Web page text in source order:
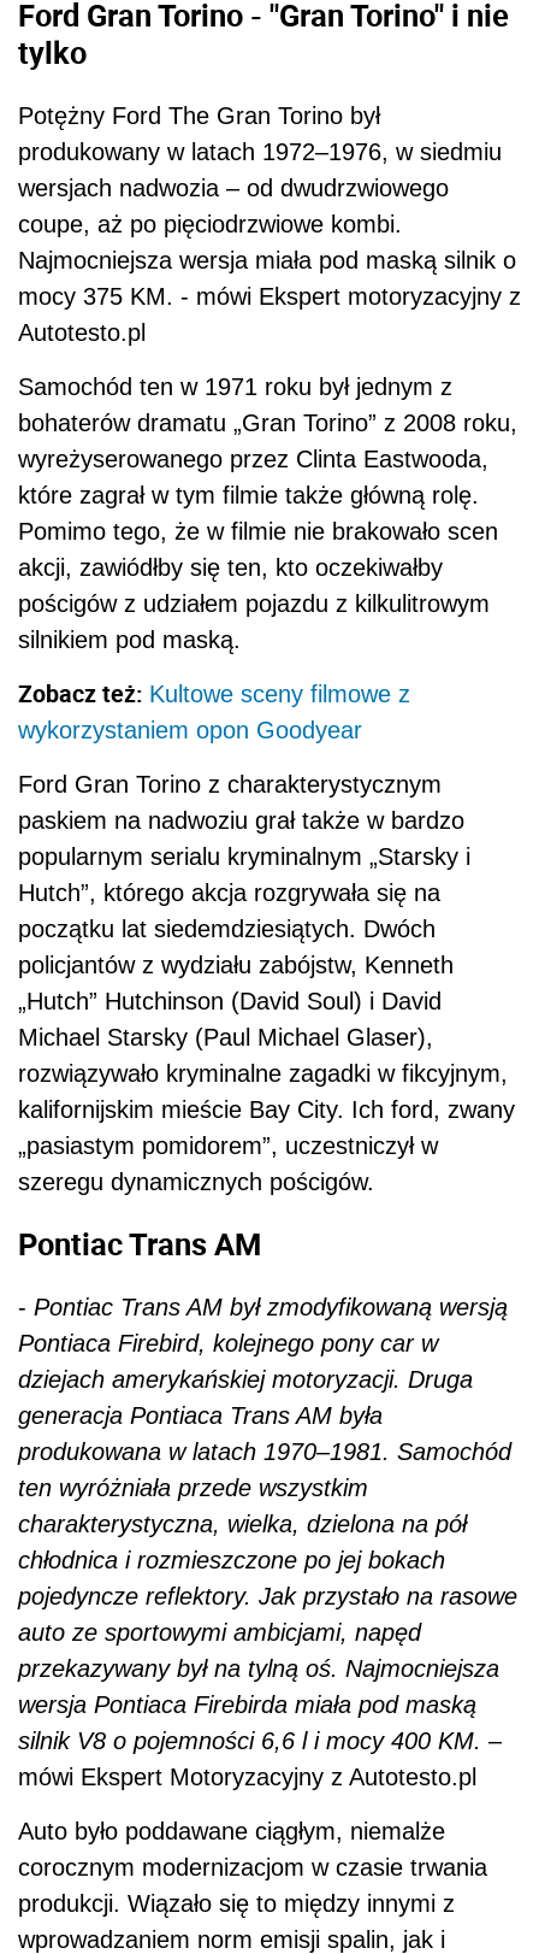
Ford Gran Torino - "Gran Torino" i nie
tylko
Potężny Ford The Gran Torino był
produkowany w latach 1972–1976, w siedmiu
wersjach nadwozia – od dwudrzwiowego
coupe, aż po pięciodrzwiowe kombi.
Najmocniejsza wersja miała pod maską silnik o
mocy 375 KM. - mówi Ekspert motoryzacyjny z
Autotesto.pl
Samochód ten w 1971 roku był jednym z
bohaterów dramatu „Gran Torino” z 2008 roku,
wyreżyserowanego przez Clinta Eastwooda,
które zagrał w tym filmie także główną rolę.
Pomimo tego, że w filmie nie brakowało scen
akcji, zawiódłby się ten, kto oczekiwałby
pościgów z udziałem pojazdu z kilkulitrowym
silnikiem pod maską.
Zobacz też: Kultowe sceny filmowe z
wykorzystaniem opon Goodyear
Ford Gran Torino z charakterystycznym
paskiem na nadwoziu grał także w bardzo
popularnym serialu kryminalnym „Starsky i
Hutch”, którego akcja rozgrywała się na
początku lat siedemdziesiątych. Dwóch
policjantów z wydziału zabójstw, Kenneth
„Hutch” Hutchinson (David Soul) i David
Michael Starsky (Paul Michael Glaser),
rozwiązywało kryminalne zagadki w fikcyjnym,
kalifornijskim mieście Bay City. Ich ford, zwany
„pasiastym pomidorem”, uczestniczył w
szeregu dynamicznych pościgów.
Pontiac Trans AM
- Pontiac Trans AM był zmodyfikowaną wersją
Pontiaca Firebird, kolejnego pony car w
dziejach amerykańskiej motoryzacji. Druga
generacja Pontiaca Trans AM była
produkowana w latach 1970–1981. Samochód
ten wyróżniała przede wszystkim
charakterystyczna, wielka, dzielona na pół
chłodnica i rozmieszczone po jej bokach
pojedyncze reflektory. Jak przystało na rasowe
auto ze sportowymi ambicjami, napęd
przekazywany był na tylną oś. Najmocniejsza
wersja Pontiaca Firebirda miała pod maską
silnik V8 o pojemności 6,6 l i mocy 400 KM. –
mówi Ekspert Motoryzacyjny z Autotesto.pl
Auto było poddawane ciągłym, niemalże
corocznym modernizacjom w czasie trwania
produkcji. Wiązało się to między innymi z
wprowadzaniem norm emisji spalin, jak i